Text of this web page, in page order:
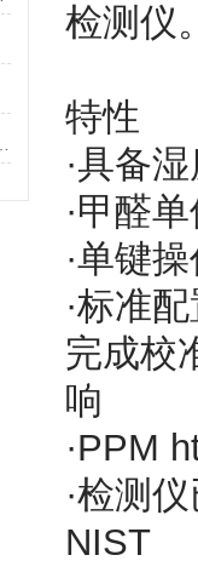
检测仪
特性
·具备
·甲醛
·单键
·标准
完成校
响
·PPM
·检测
NIST